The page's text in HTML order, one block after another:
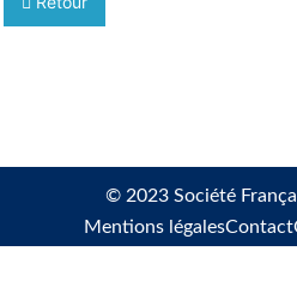
© 2023 Société
Mentions légalesContact